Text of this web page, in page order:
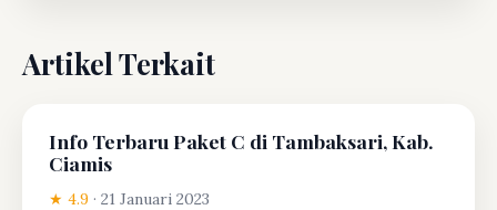
Artikel Terkait
Info Terbaru Paket C di Tambaksari, Kab.
Ciamis
★ 4.9 · 21 Januari 2023